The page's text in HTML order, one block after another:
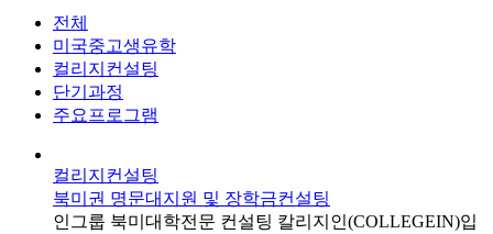
전체
미국중고생유학
컬리지컨설팅
단기과정
주요프로그램
컬리지컨설팅
북미권 명문대지원 및 장학금컨설팅
인그룹 북미대학전문 컨설팅 칼리지인(COLLEGEIN)입